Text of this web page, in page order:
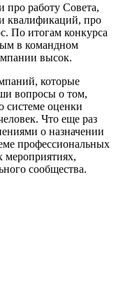
работу Совета,
квалификаций, про
По итогам конкурса
в командном
высок.
которые
вопросы о том,
оценки
Что еще раз
о назначении
профессиональных
мероприятиях,
сообщества.